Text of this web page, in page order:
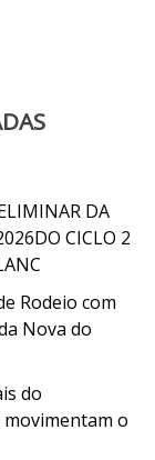
DA
CICLO 2
Rodeio com
Nova do
do
o